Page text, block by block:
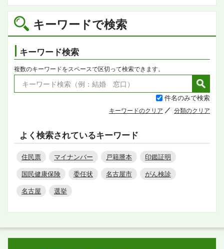
キーワードで検索
キーワード検索
複数のキーワードをスペースで区切って検索できます。
件名のみで検索
キーワードのクリア 分類のクリア
よく検索されているキーワード
住民票 マイナンバー 戸籍謄本
印鑑証明
国民健康保険
委任状 名古屋市
がん検診
名古屋
選挙